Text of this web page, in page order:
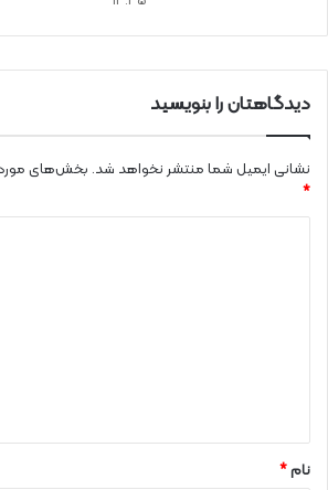
دیدگاهتان را بنویسید
نشانی ایمیل شما منتشر نخواهد شد. بخش‌های
*
نام*